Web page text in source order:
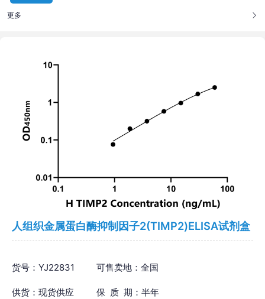
更多
人组织金属蛋白酶抑制因子2(TIMP2)ELISA试剂盒
货号：YJ22831 可售卖地：全国
供货：现货供应 保 质 期：半年